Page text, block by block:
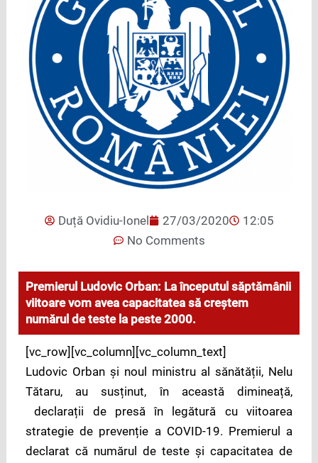
Duță Ovidiu-Ionel 27/03/2020
12:05
No Comments
Premierul Ludovic Orban: La începutul săptămânii
viitoare vom avea capacitatea să creștem
numărul de teste la peste 2000.
[vc_row][vc_column][vc_column_text]
Ludovic Orban și noul ministru al sănătății, Nelu
Tătaru, au susținut, în această dimineață,
declarații de presă în legătură cu viitoarea
strategie de prevenție a COVID-19. Premierul a
declarat că numărul de teste și capacitatea de